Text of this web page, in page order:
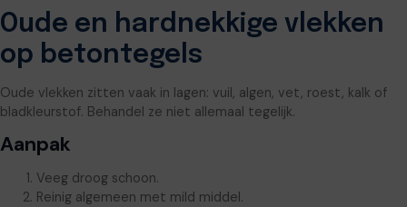
Oude en hardnekkige vlekken
op betontegels
Oude vlekken zitten vaak in lagen: vuil, algen, vet, roest, kalk of
bladkleurstof. Behandel ze niet allemaal tegelijk.
Aanpak
Veeg droog schoon.
Reinig algemeen met mild middel.